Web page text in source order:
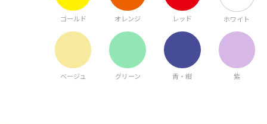
ゴールド オレンジ レッド ホワイト
ベージュ グリーン 青・紺 紫